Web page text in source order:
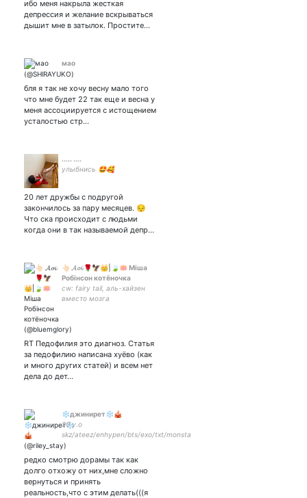
форевор ебнврот😈
ибо меня накрыла жесткая
депрессия и желание вскрываться
дышит мне в затылок. Простите…
мао
бля я так не хочу весну мало того
что мне будет 22 так еще и весна у
меня ассоциируется с истощением
усталостью стр…
..... ....
улыбнись 🤩🥰
20 лет дружбы с подругой
закончилось за пару месяцев. 😔
Что ска происходит с людьми
когда они в так называемой депр…
👆🏻 𝓐𝓸𝓲 🌹🦅👑|🍃🪷 Мiша
Робінсон котëночка
cw: fairy tail, аль-хайзен
вместо мозга
RT Педофилия это диагноз. Статья
за педофилию написана хуёво (как
и много других статей) и всем нет
дела до дет…
❄️джинирет❄️🎪
20 y.o
skz/ateez/enhypen/bts/exo/txt/monsta
x/twice/blackpink/itzy👊🏻💕
редко смотрю дорамы так как
долго отхожу от них,мне сложно
вернуться и принять
реальность,что с этим делать(((я